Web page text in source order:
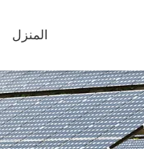
المنزل